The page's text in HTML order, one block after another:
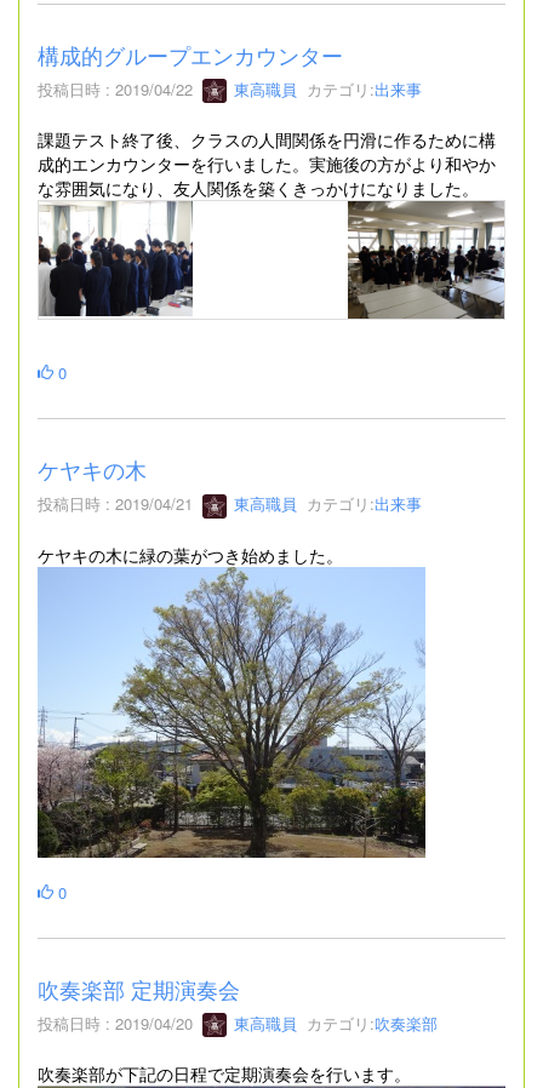
構成的グループエンカウンター
投稿日時 : 2019/04/22 東高職員 カテゴリ:出来事
課題テスト終了後、クラスの人間関係を円滑に作るために構
成的エンカウンターを行いました。実施後の方がより和やか
な雰囲気になり、友人関係を築くきっかけになりました。
0
ケヤキの木
投稿日時 : 2019/04/21 東高職員 カテゴリ:出来事
ケヤキの木に緑の葉がつき始めました。
0
吹奏楽部 定期演奏会
投稿日時 : 2019/04/20 東高職員 カテゴリ:吹奏楽部
吹奏楽部が下記の日程で定期演奏会を行います。